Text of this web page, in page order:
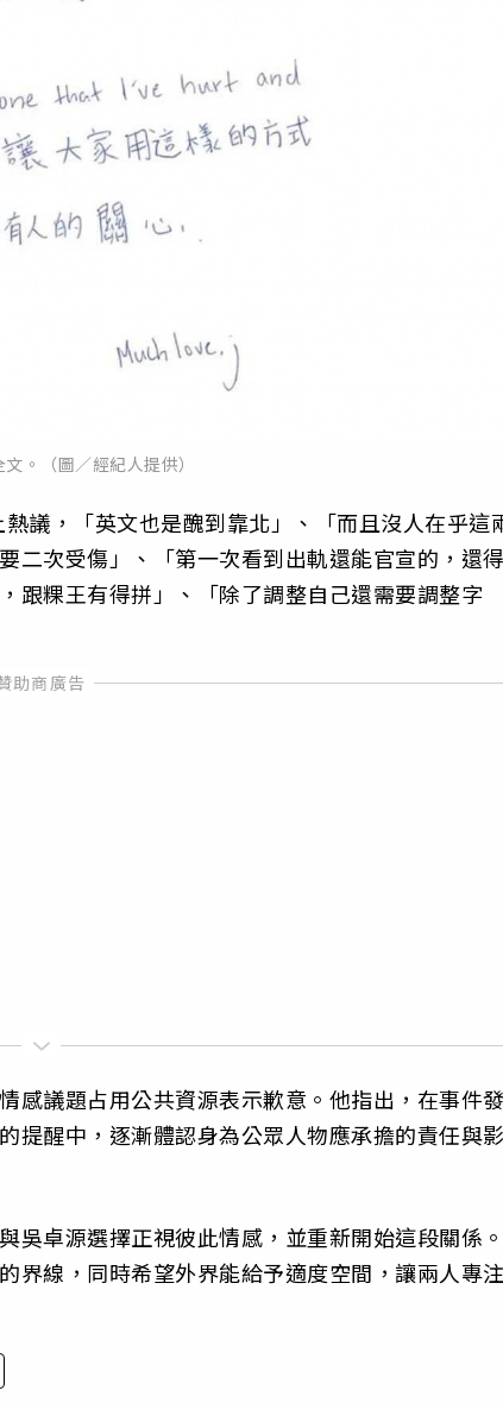
。（圖／經紀人提供）
熱議，「英文也是醜到靠北」、「而且沒人在乎這
二次受傷」、「第一次看到出軌還能官宣的，還
跟粿王有得拼」、「除了調整自己還需要調整字
感議題占用公共資源表示歉意。他指出，在事件
提醒中，逐漸體認身為公眾人物應承擔的責任與
吳卓源選擇正視彼此情感，並重新開始這段關係
界線，同時希望外界能給予適度空間，讓兩人專